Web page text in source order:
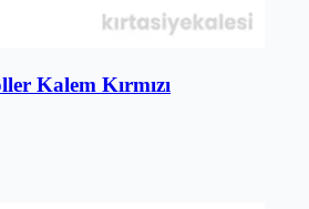
Kalem Kırmızı